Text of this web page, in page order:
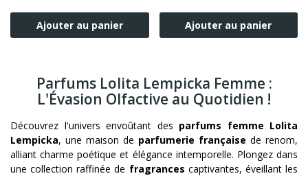
Ajouter au panier Ajouter au panier
Parfums Lolita Lempicka Femme :
L'Évasion Olfactive au Quotidien !
Découvrez l'univers envoûtant des parfums femme Lolita
Lempicka, une maison de parfumerie française de renom,
alliant charme poétique et élégance intemporelle. Plongez dans
une collection raffinée de fragrances captivantes, éveillant les